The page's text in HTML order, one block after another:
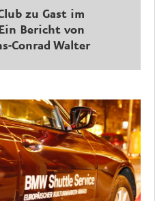
zu Gast im
Bericht von
Conrad Walter